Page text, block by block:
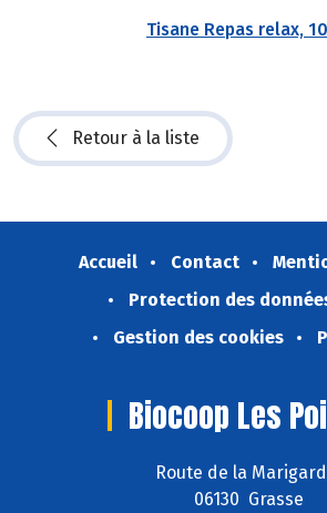
Tisane Repas relax,
Retour à la liste
Accueil Contact
Protection des
Gestion des cookies
Biocoop Les
Route de la
06130 Grasse